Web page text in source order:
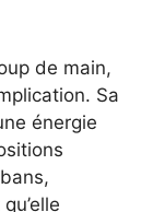
de main,
Sa
énergie